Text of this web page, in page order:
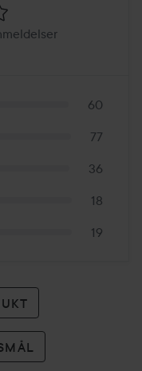
60
77
36
18
19